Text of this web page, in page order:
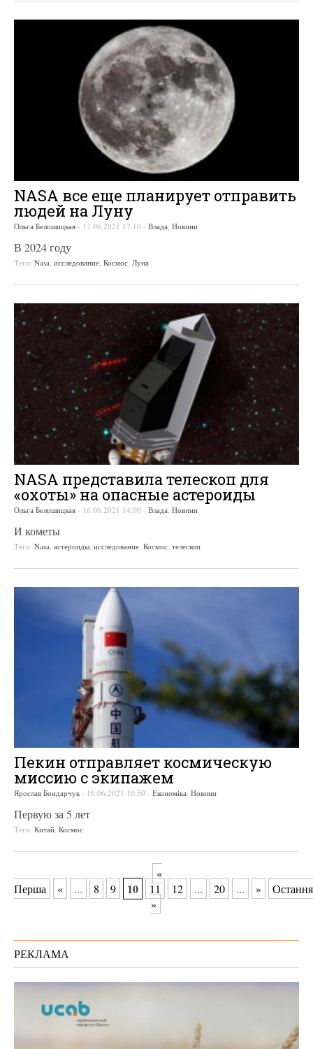
NASA все еще планирует отправить
людей на Луну
Ольга Белошицкая - 17.06.2021 17:10 - Влада, Новини
В 2024 году
Теги: Nasa, исследование, Космос, Луна
NASA представила телескоп для
«охоты» на опасные астероиды
Ольга Белошицкая - 16.06.2021 14:00 - Влада Новини
И кометы
Теги: Nasa астероиды исследование Космос телескоп
Пекин отправляет космическую
миссию с экипажем
Ярослав Бондарчук - 16.06.2021 10:50 - Економіка, Новини
Первую за 5 лет
Теги: Китай, Космос
«
Перша
« ... 8 9 10 11 12 ... 20 ... »
Остання
»
РЕКЛАМА